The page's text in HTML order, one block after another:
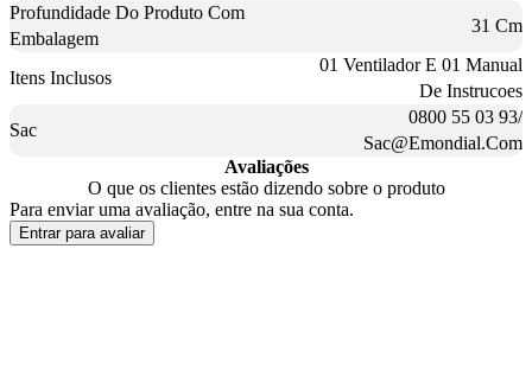
Profundidade Do Produto Com
Embalagem
31 Cm
Itens Inclusos
01 Ventilador E 01 Manual
De Instrucoes
Sac
0800 55 03 93/
Sac@Emondial.Com
Avaliações
O que os clientes estão dizendo sobre o produto
Para enviar uma avaliação, entre na sua conta.
Entrar para avaliar